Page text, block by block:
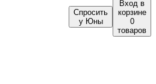
Спросить
у Юны
Вход в
корзине
0
товаров